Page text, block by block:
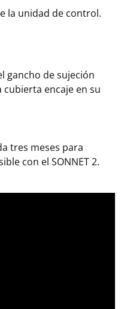
la unidad de control.
gancho de sujeción
encaje en su
tres meses para
con el SONNET 2.